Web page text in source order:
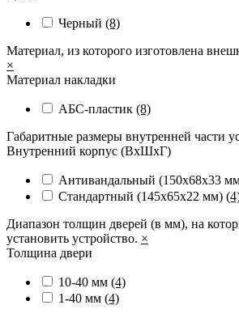
Черный (8)
Материал, из которого изготовлена
×
Материал накладки
АБС-пластик (8)
Габаритные размеры внутренней части
Внутренний корпус (ВхШхГ)
Антивандальный (150х68х33
Стандартный (145х65х22 мм)
Диапазон толщин дверей (в мм), на
установить устройство. ×
Толщина двери
10-40 мм (4)
1-40 мм (4)